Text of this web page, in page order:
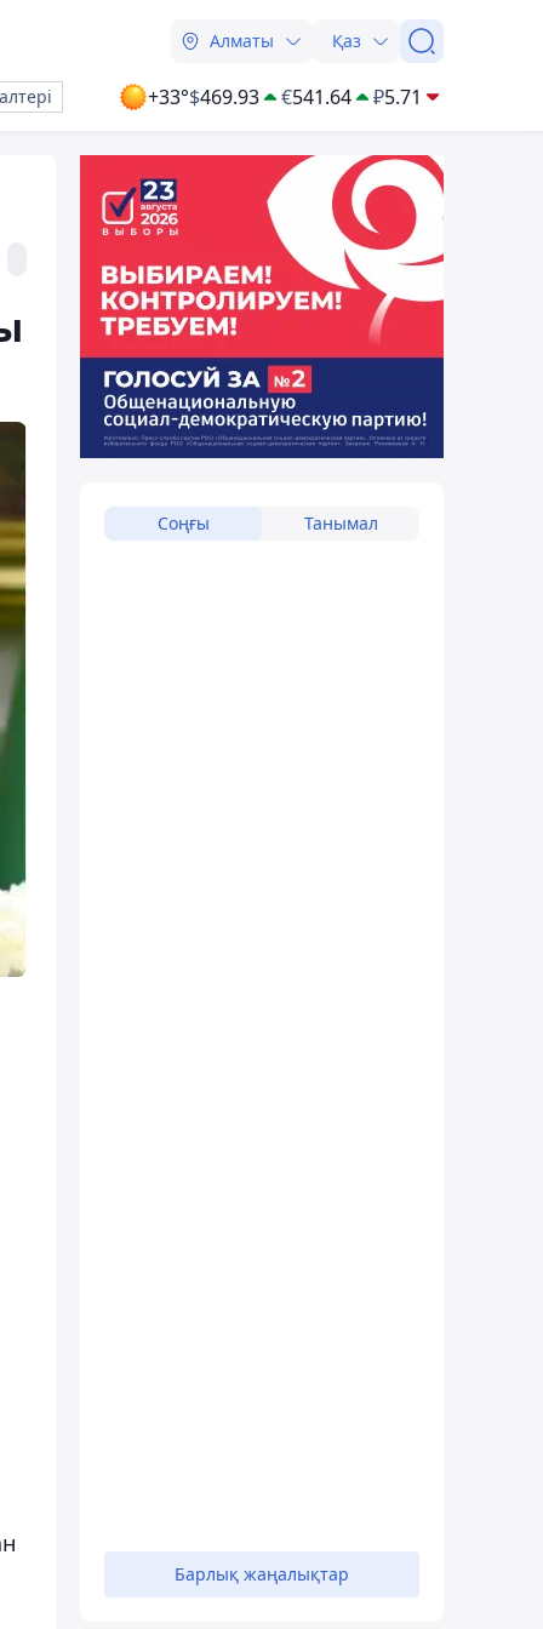
Алматы Қаз
+33°$469.93 €541.64 ₽5.71
Соңғы Танымал
Барлық жаңалықтар